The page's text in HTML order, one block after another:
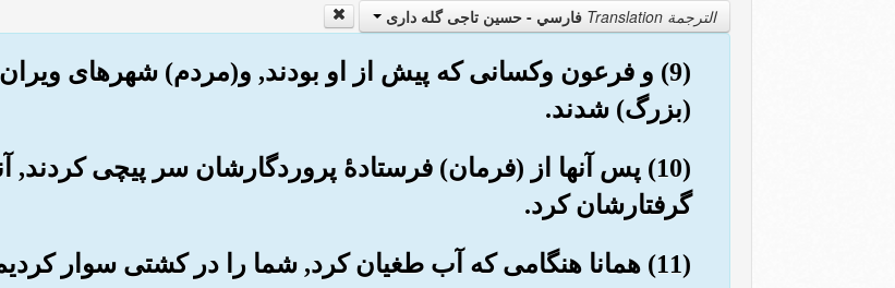
الترجمة Translation فارسي - حسین تاجی گله داری
(9) و فرعون وکسانی که پیش از او بودند, و(مردم) شهرهای
(بزرگ) شدند.
(10) پس آنها از (فرمان) فرستادۀ پروردگارشان سر پیچی کردند,
گرفتارشان کرد.
(11) همانا هنگامی که آب طغیان کرد, شما را در کشتی سوار کردیم.